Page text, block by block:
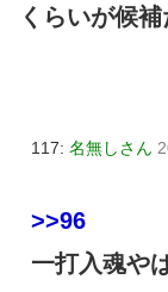
くらいが候
117: 名無しさん
>>96
一打入魂や